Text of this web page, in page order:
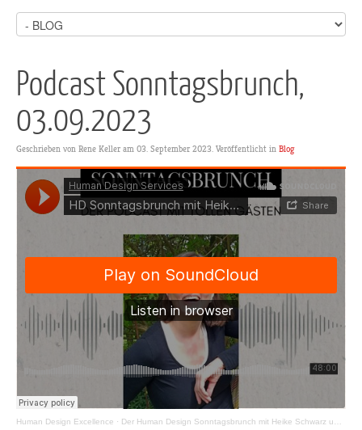
Podcast Sonntagsbrunch,
03.09.2023
Geschrieben von Rene Keller am 03. September 2023. Veröffentlicht in Blog
Human Design Excellence · Der Human Design Sonntagsbrunch mit Heike Schwarz und Gästen, Episode 03.09.2023